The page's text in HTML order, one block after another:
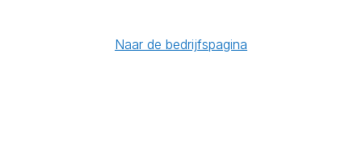
Naar de bedrijfspagina